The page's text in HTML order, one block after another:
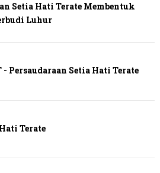
Setia Hati Terate Membentuk
Luhur
- Persaudaraan Setia Hati Terate
Terate